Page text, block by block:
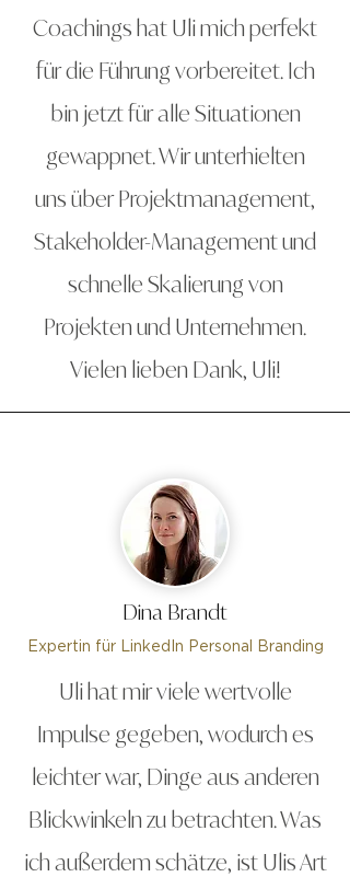
Coachings hat Uli mich perfekt
für die Führung vorbereitet. Ich
bin jetzt für alle Situationen
gewappnet. Wir unterhielten
uns über Projektmanagement,
Stakeholder-Management und
schnelle Skalierung von
Projekten und Unternehmen.
Vielen lieben Dank, Uli!
Dina Brandt
Expertin für LinkedIn Personal Branding
Uli hat mir viele wertvolle
Impulse gegeben, wodurch es
leichter war, Dinge aus anderen
Blickwinkeln zu betrachten. Was
ich außerdem schätze, ist Ulis Art